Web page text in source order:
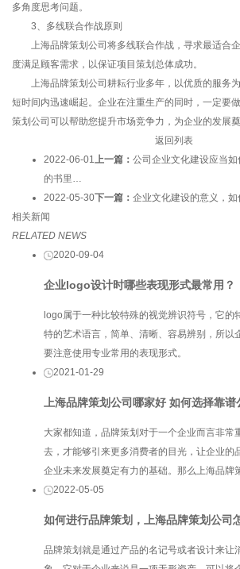
多角度思考问题。
3、多线联合作战原则
上海品牌策划公司将多线联合作战，寻求最适合企
度满足顾客需求，以保证项目策划总体成功。
上海品牌策划公司耕耘行业多年，以优质的服务
短时间内迅速崛起。企业在注重生产的同时，一定要
策划公司可以帮助您提升市场竞争力，为企业的发展奠
返回列表
2022-06-01上一篇： 公司企业文化建设应当
的书里…
2022-05-30下一篇： 企业文化建设的意义，
相关新闻
RELATED NEWS
2020-09-04
企业logo设计时哪些表现形式最常用？
logo属于一种比较特殊的视觉辨识符号，它的
特的艺术语言，简单、清晰、容易辨别，所以
要注意使用专业常用的表现形式。
2021-01-29
上海品牌策划公司哪家好 如何选择靠谱
大家都知道，品牌策划对于一个企业而言非常
去，才能够引来更多消费者的目光，让企业的
企业未来发展奠定有力的基础。那么上海品牌
2022-05-05
如何进行品牌策划，上海品牌策划公司
品牌策划就是通过产品的名记号或者设计来让